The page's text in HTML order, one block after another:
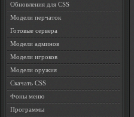
Обновления для CSS
Модели перчаток
Готовые сервера
Модели админов
Модели игроков
Модели оружия
Скачать CSS
Фоны меню
Программы